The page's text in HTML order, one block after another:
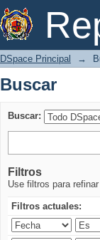
Buscar
DSpace Principal →
Buscar
Buscar:
Filtros
Use filtros para
Filtros actuales: